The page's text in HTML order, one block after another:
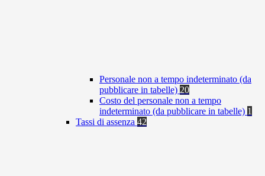
Personale non a tempo indeterminato (da
pubblicare in tabelle) 20
Costo del personale non a tempo
indeterminato (da pubblicare in tabelle) 1
Tassi di assenza 42